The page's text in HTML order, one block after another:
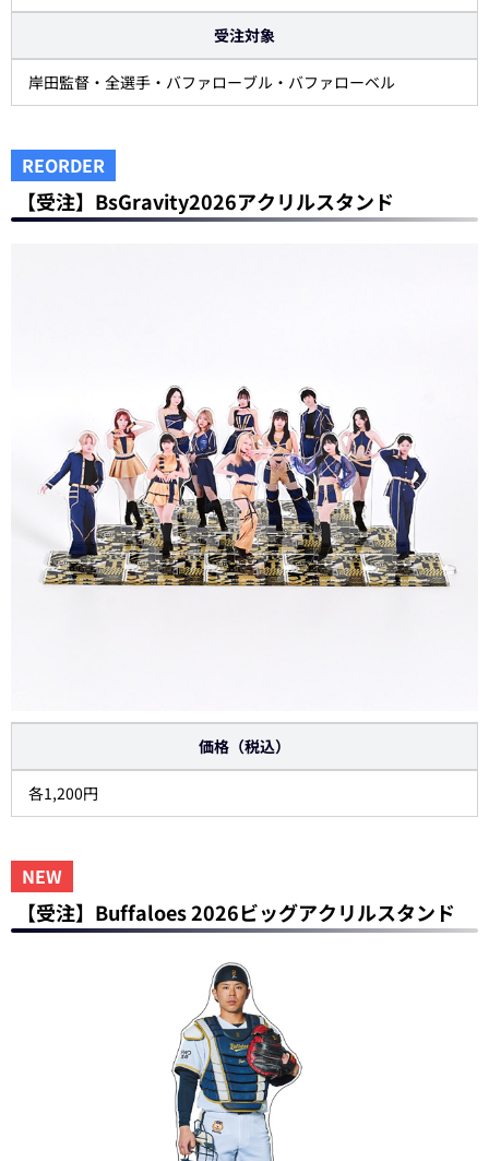
受注対象
岸田監督・全選手・バファローブル・バファローベル
REORDER
【受注】BsGravity2026アクリルスタンド
価格（税込）
各1,200円
NEW
【受注】Buffaloes 2026ビッグアクリルスタンド